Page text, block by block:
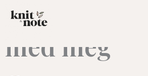
rett
innholdet
Nøst opp
med meg